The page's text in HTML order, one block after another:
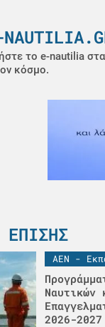
το e-nautilia στα
κόσμο.
ΕΠΊΣΗΣ
ΑΕΝ -
Ναυτικών
2026-2027